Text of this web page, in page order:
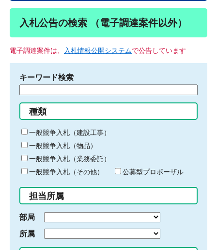
入札公告の検索 （電子調達案件以外）
電子調達案件は、 入札情報公開システムで公告しています
キーワード検索
る
キ
ー
ワ
ー
ド
入
力
種類
一般競争入札（建設工事）
一般競争入札（物品）
一般競争入札（業務委託）
一般競争入札（その他）
公募型プロポーザル
担当所属
部局
所属